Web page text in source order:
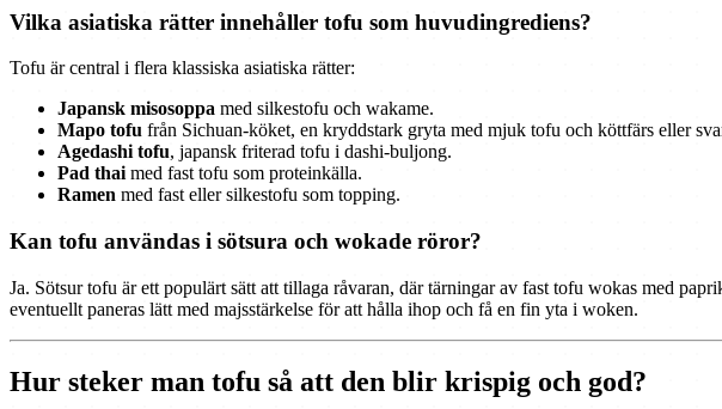
Vilka asiatiska rätter innehåller tofu som huvudingrediens?
Tofu är central i flera klassiska asiatiska rätter:
Japansk misosoppa med silkestofu och wakame.
Mapo tofu från Sichuan-köket, en kryddstark gryta med mjuk tofu och köttfärs eller
Agedashi tofu, japansk friterad tofu i dashi-buljong.
Pad thai med fast tofu som proteinkälla.
Ramen med fast eller silkestofu som topping.
Kan tofu användas i sötsura och wokade röror?
Ja. Sötsur tofu är ett populärt sätt att tillaga råvaran, där tärningar av fast tofu wokas med
eventuellt paneras lätt med majsstärkelse för att hålla ihop och få en fin yta i woken.
Hur steker man tofu så att den blir krispig och god?